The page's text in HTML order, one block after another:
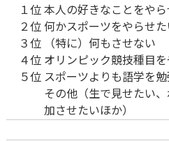
１位
２位
３位
４位
５位
本人の好きなことをや
何かスポーツをやらせ
（特に）何もさせない
オリンピック競技種目
スポーツよりも語学を
その他（生で見せたい
加させたいほか）